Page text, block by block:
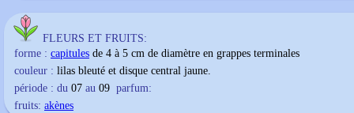
FLEURS ET FRUITS:
forme : capitules de 4 à 5 cm de diamètre en grappes terminales
couleur : lilas bleuté et disque central jaune.
période : du 07 au 09 parfum:
fruits: akènes